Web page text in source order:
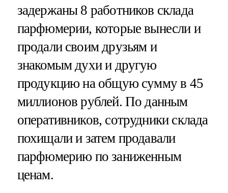
задержаны 8 работников склада
парфюмерии, которые вынесли и
продали своим друзьям и
знакомым духи и другую
продукцию на общую сумму в 45
миллионов рублей. По данным
оперативников, сотрудники склада
похищали и затем продавали
парфюмерию по заниженным
ценам.